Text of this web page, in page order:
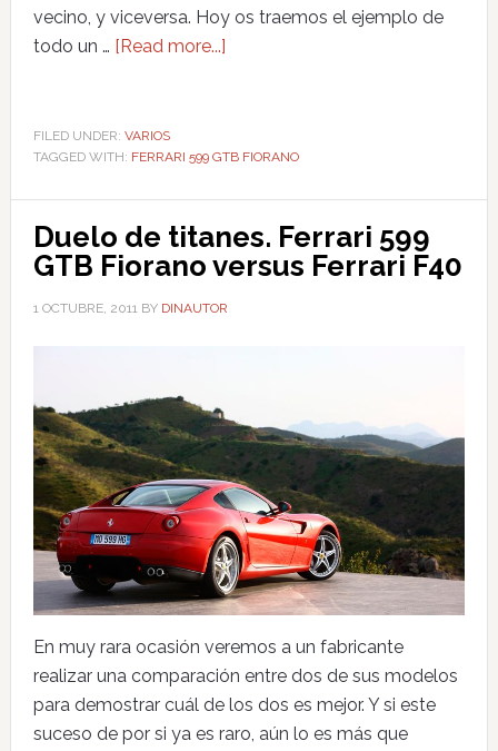
vecino, y viceversa. Hoy os traemos el ejemplo de
todo un … [Read more...]
FILED UNDER: VARIOS
TAGGED WITH: FERRARI 599 GTB FIORANO
Duelo de titanes. Ferrari 599
GTB Fiorano versus Ferrari F40
1 OCTUBRE, 2011 BY DINAUTOR
En muy rara ocasión veremos a un fabricante
realizar una comparación entre dos de sus modelos
para demostrar cuál de los dos es mejor. Y si este
suceso de por si ya es raro, aún lo es más que